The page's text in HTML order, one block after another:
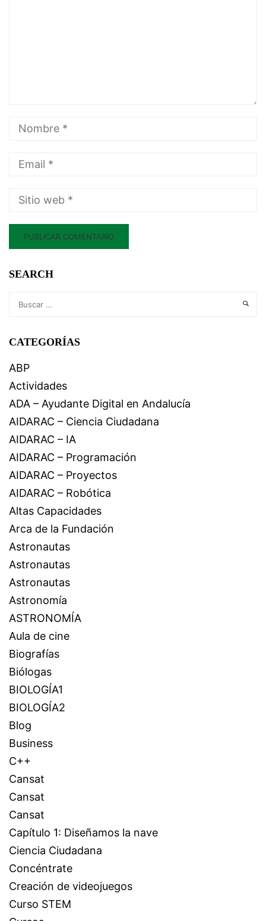
SEARCH
CATEGORÍAS
ABP
Actividades
ADA – Ayudante Digital en Andalucía
AIDARAC – Ciencia Ciudadana
AIDARAC – IA
AIDARAC – Programación
AIDARAC – Proyectos
AIDARAC – Robótica
Altas Capacidades
Arca de la Fundación
Astronautas
Astronautas
Astronautas
Astronomía
ASTRONOMÍA
Aula de cine
Biografías
Biólogas
BIOLOGÍA1
BIOLOGÍA2
Blog
Business
C++
Cansat
Cansat
Cansat
Capítulo 1: Diseñamos la nave
Ciencia Ciudadana
Concéntrate
Creación de videojuegos
Curso STEM